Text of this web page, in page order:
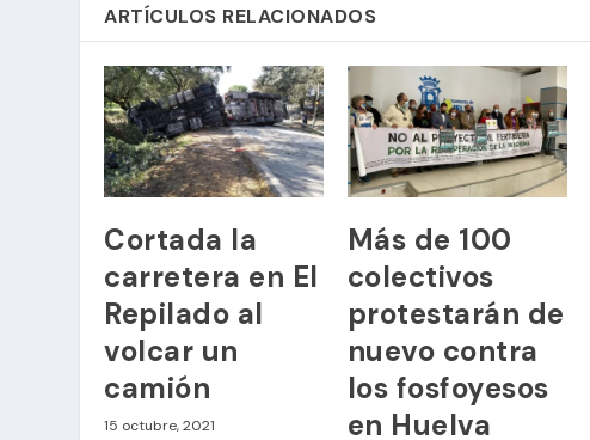
ARTÍCULOS RELACIONADOS
Cortada la
carretera en El
Repilado al
volcar un
camión
15 octubre, 2021
Más de 100
colectivos
protestarán de
nuevo contra
los fosfoyesos
en Huelva